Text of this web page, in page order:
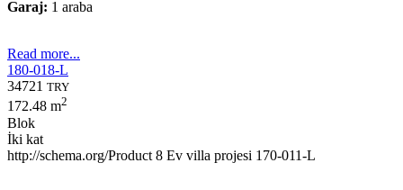
Garaj: 1 araba
Read more...
180-018-L
34721 TRY
172.48 m2
Blok
İki kat
http://schema.org/Product 8 Ev villa projesi 170-011-L